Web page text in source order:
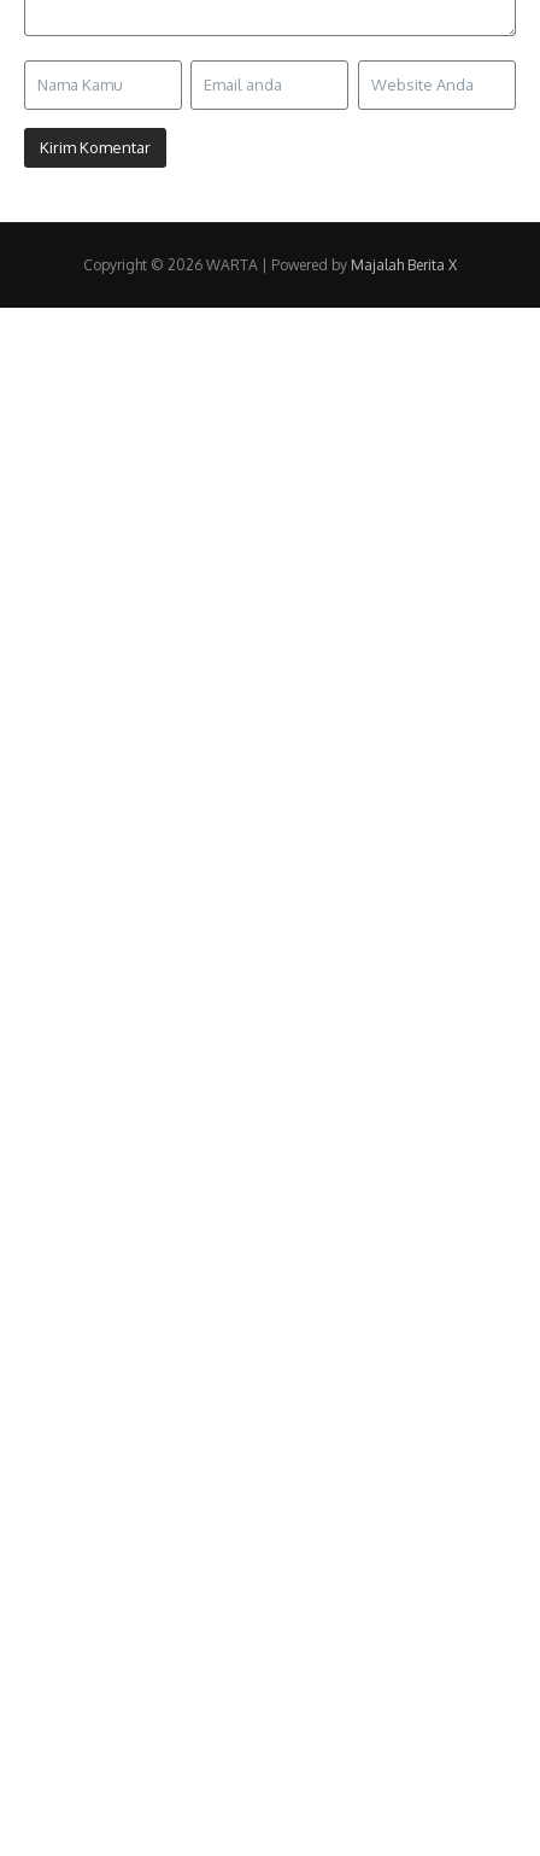
Copyright © 2026 WARTA | Powered by Majalah Berita X